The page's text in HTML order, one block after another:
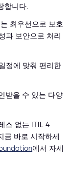
합니다.
최우선으로 보호
과 보안으로 처리
정에 맞춰 편리한
받을 수 있는 다양
스 없는 ITIL 4
금 바로 시작하세
에서 자세